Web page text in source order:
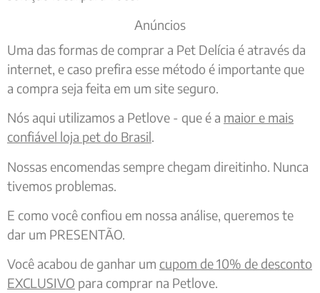
Anúncios
Uma das formas de comprar a Pet Delícia é através da
internet, e caso prefira esse método é importante que
a compra seja feita em um site seguro.
Nós aqui utilizamos a Petlove - que é a maior e mais
confiável loja pet do Brasil.
Nossas encomendas sempre chegam direitinho. Nunca
tivemos problemas.
E como você confiou em nossa análise, queremos te
dar um PRESENTÃO.
Você acabou de ganhar um cupom de 10% de desconto
EXCLUSIVO para comprar na Petlove.